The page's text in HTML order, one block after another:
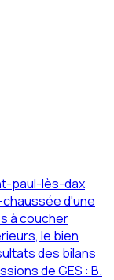
paul-lès-dax
d'une
à coucher
le bien
des bilans
de GES : B.